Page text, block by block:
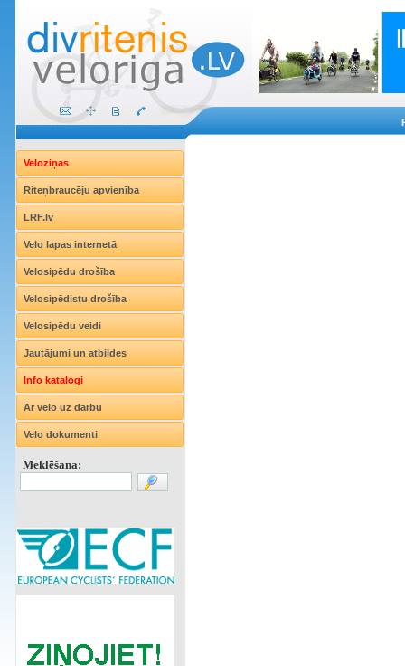
Veloziņas
Riteņbraucēju apvienība
LRF.lv
Velo lapas internetā
Velosipēdu drošība
Velosipēdistu drošība
Velosipēdu veidi
Jautājumi un atbildes
Info katalogi
Ar velo uz darbu
Velo dokumenti
Meklēšana: